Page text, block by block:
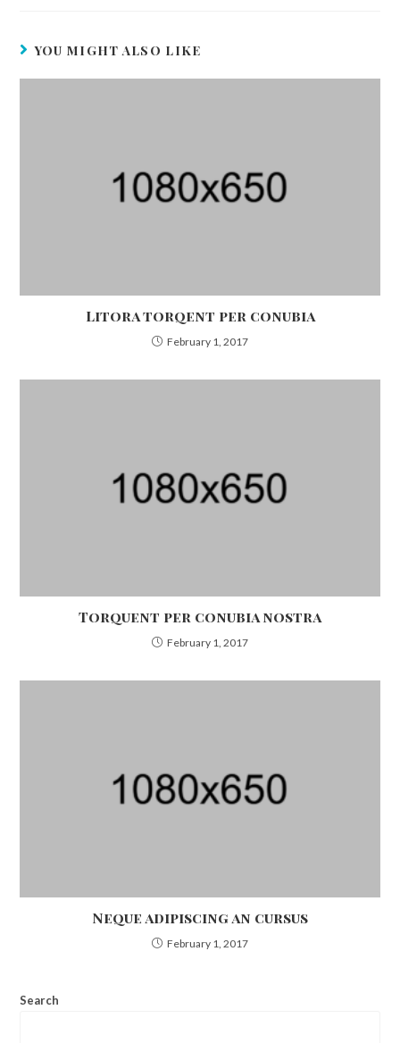
YOU MIGHT ALSO LIKE
Litora torqent per conubia
February 1, 2017
Torquent per conubia nostra
February 1, 2017
Neque adipiscing an cursus
February 1, 2017
Search